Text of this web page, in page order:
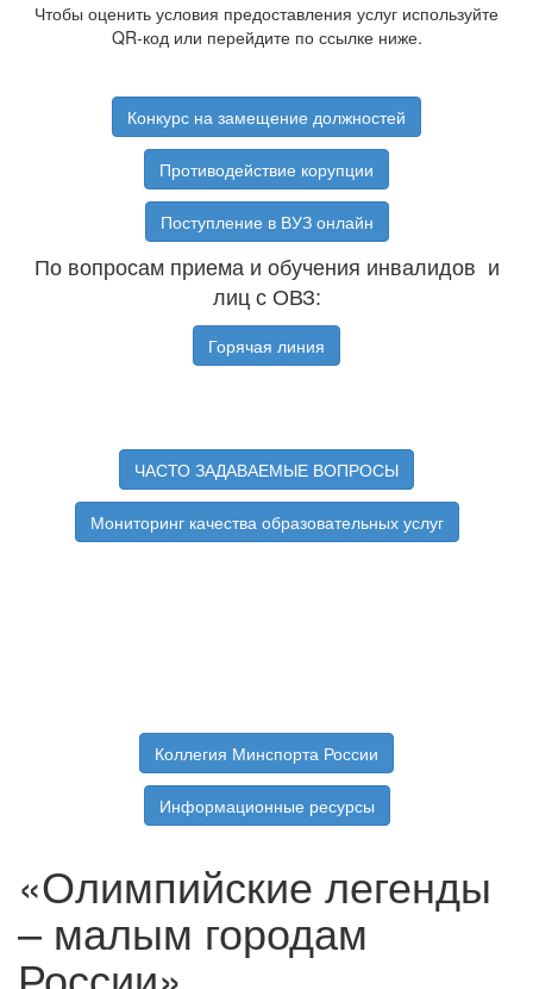
Чтобы оценить условия предоставления услуг используйте
QR-код или перейдите по ссылке ниже.
Конкурс на замещение должностей
Противодействие корупции
Поступление в ВУЗ онлайн
По вопросам приема и обучения инвалидов и
лиц с ОВЗ:
Горячая линия
ЧАСТО ЗАДАВАЕМЫЕ ВОПРОСЫ
Мониторинг качества образовательных услуг
Коллегия Минспорта России
Информационные ресурсы
«Олимпийские легенды
– малым городам